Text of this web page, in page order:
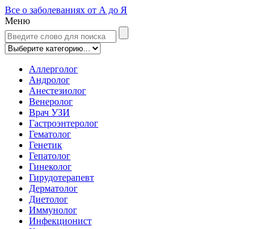
Все о заболеваниях от А до Я
Меню
Аллерголог
Андролог
Анестезиолог
Венеролог
Врач УЗИ
Гастроэнтеролог
Гематолог
Генетик
Гепатолог
Гинеколог
Гирудотерапевт
Дерматолог
Диетолог
Иммунолог
Инфекционист